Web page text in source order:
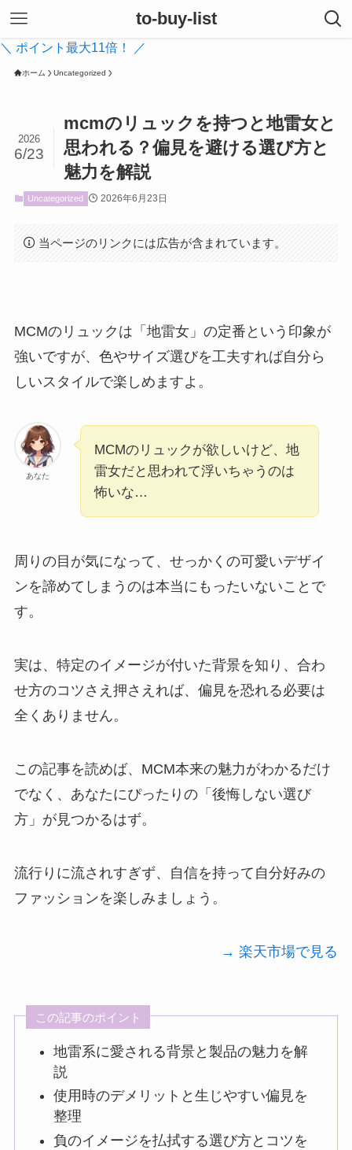
to-buy-list
＼ ポイント最大11倍！ ／
ホーム Uncategorized
mcmのリュックを持つと地雷女と
思われる？偏見を避ける選び方と
魅力を解説
2026
6/23
Uncategorized 2026年6月23日
当ページのリンクには広告が含まれています。
MCMのリュックは「地雷女」の定番という印象が
強いですが、色やサイズ選びを工夫すれば自分ら
しいスタイルで楽しめますよ。
あなた
MCMのリュックが欲しいけど、地
雷女だと思われて浮いちゃうのは
怖いな…
周りの目が気になって、せっかくの可愛いデザイ
ンを諦めてしまうのは本当にもったいないことで
す。
実は、特定のイメージが付いた背景を知り、合わ
せ方のコツさえ押さえれば、偏見を恐れる必要は
全くありません。
この記事を読めば、MCM本来の魅力がわかるだけ
でなく、あなたにぴったりの「後悔しない選び
方」が見つかるはず。
流行りに流されすぎず、自信を持って自分好みの
ファッションを楽しみましょう。
→ 楽天市場で見る
この記事のポイント
地雷系に愛される背景と製品の魅力を解
説
使用時のデメリットと生じやすい偏見を
整理
負のイメージを払拭する選び方とコツを